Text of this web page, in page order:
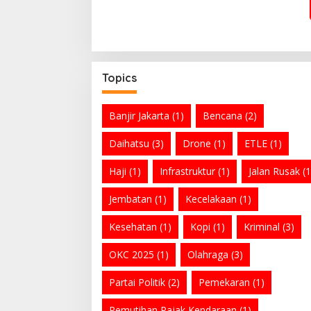
Topics
Banjir Jakarta (1) Bencana (2)
Daihatsu (3) Drone (1) ETLE (1)
Haji (1) Infrastruktur(1) Jalan Rusak
Jembatan (1) Kecelakaan (1)
Kesehatan (1) Kopi (1) Kriminal (3)
OKC 2025 (1) Olahraga (3)
Partai Politik (2) Pemekaran (1)